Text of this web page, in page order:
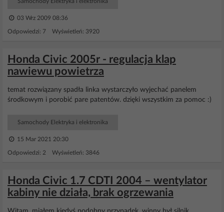
03 Wrz 2009 08:36
Odpowiedzi: 7 Wyświetleń: 3920
Honda Civic 2005r - regulacja klap
nawiewu powietrza
temat rozwiązany spadła linka wystarczyło wyjechać panelem
środkowym i porobić pare patentów. dzięki wszystkim za pomoc :)
Samochody Elektryka i elektronika
15 Mar 2021 20:30
Odpowiedzi: 2 Wyświetleń: 3846
Honda Civic 1.7 CDTI 2004 – wentylator
kabiny nie działa, brak ogrzewania